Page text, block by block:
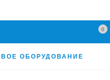
0
ОБОРУДОВАНИЕ